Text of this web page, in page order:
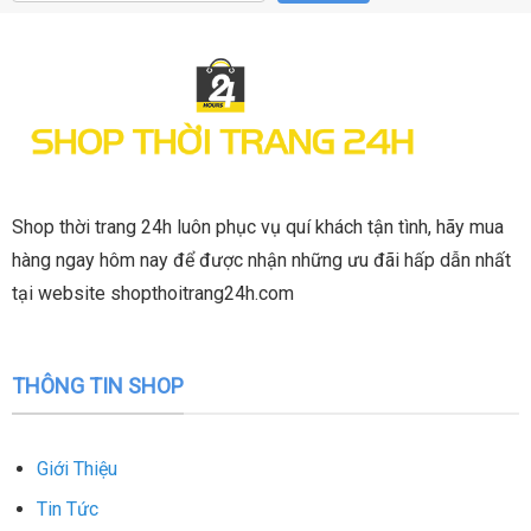
Shop thời trang 24h luôn phục vụ quí khách tận tình, hãy mua
hàng ngay hôm nay để được nhận những ưu đãi hấp dẫn nhất
tại website shopthoitrang24h.com
THÔNG TIN SHOP
Giới Thiệu
Tin Tức